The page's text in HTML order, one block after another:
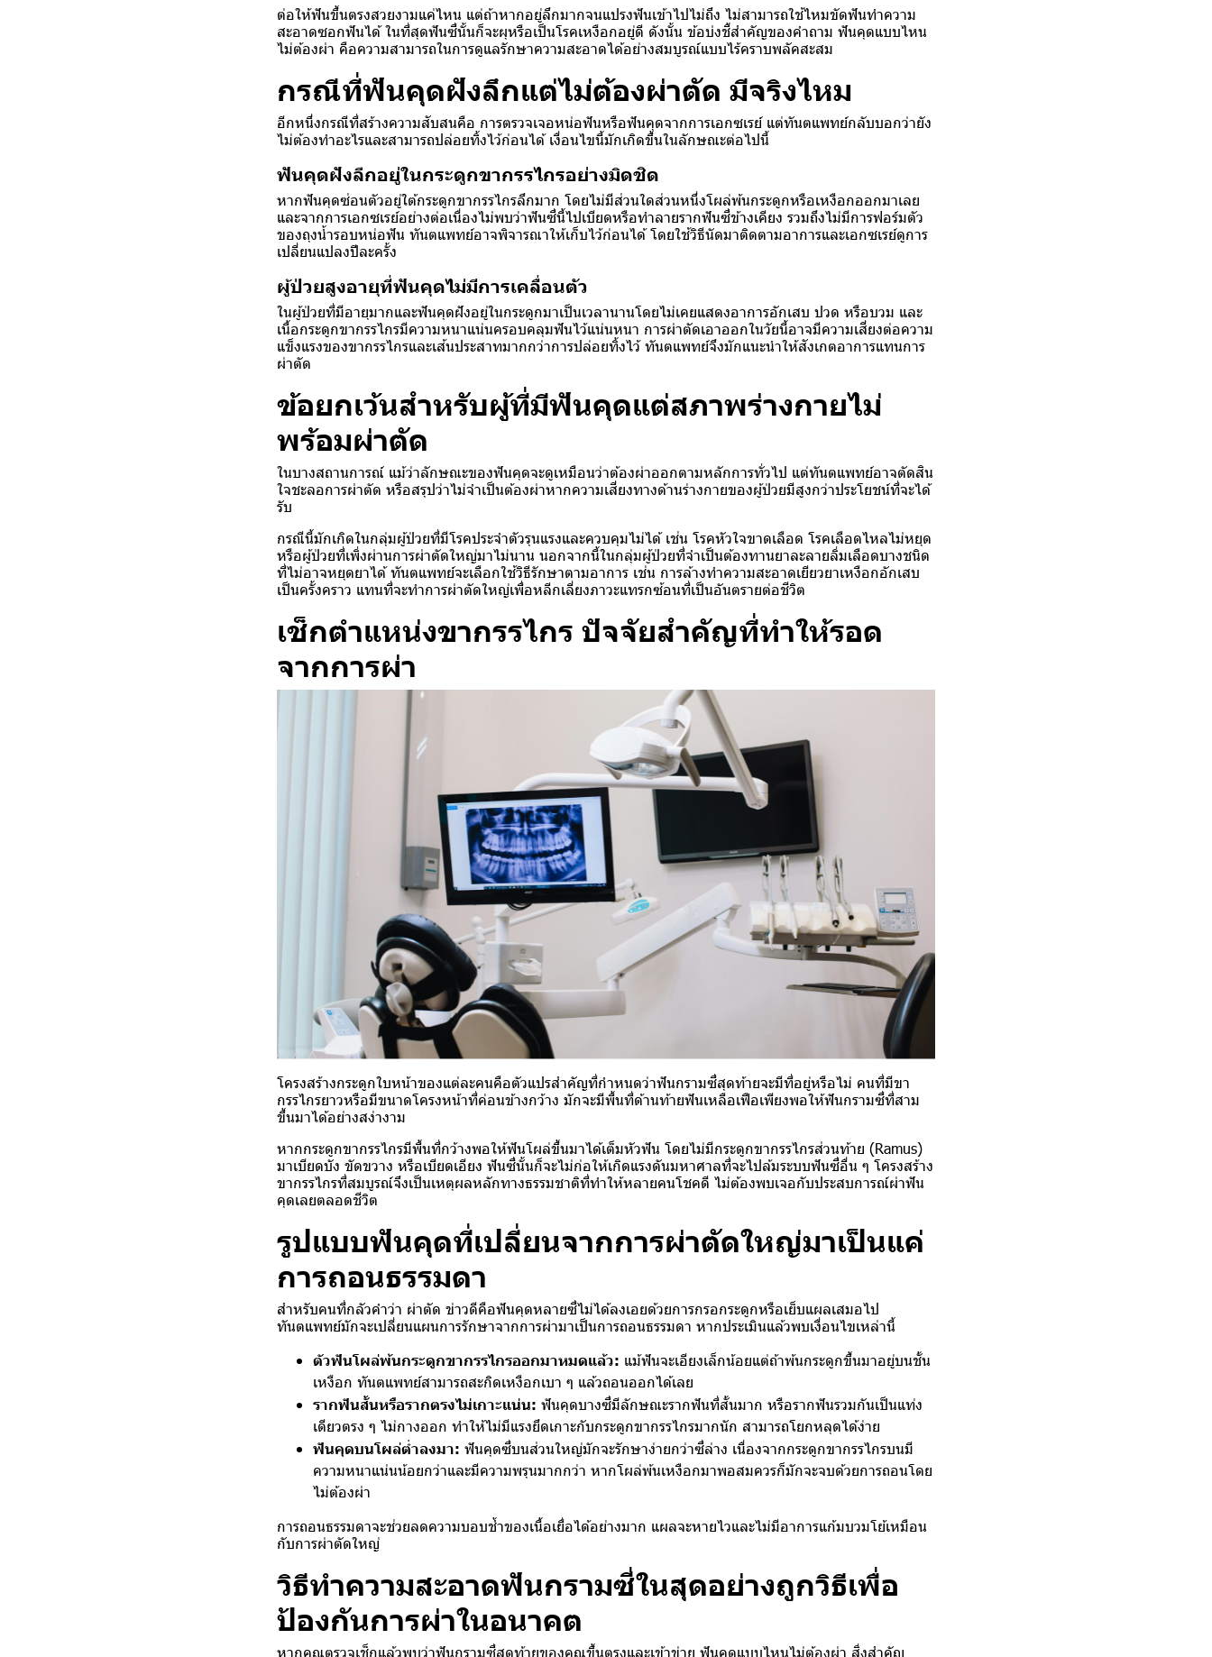
ต่อให้ฟันขึ้นตรงสวยงามแค่ไหน แต่ถ้าหากอยู่ลึกมากจนแปรงฟันเข้าไปไม่ถึง ไม่สามารถใช้ไหมขัดฟันทำความ
สะอาดซอกฟันได้ ในที่สุดฟันซี่นั้นก็จะผุหรือเป็นโรคเหงือกอยู่ดี ดังนั้น ข้อบ่งชี้สำคัญของคำถาม ฟันคุดแบบไหน
ไม่ต้องผ่า คือความสามารถในการดูแลรักษาความสะอาดได้อย่างสมบูรณ์แบบไร้คราบพลัคสะสม
กรณีที่ฟันคุดฝังลึกแต่ไม่ต้องผ่าตัด มีจริงไหม
อีกหนึ่งกรณีที่สร้างความสับสนคือ การตรวจเจอหน่อฟันหรือฟันคุดจากการเอกซเรย์ แต่ทันตแพทย์กลับบอกว่ายัง
ไม่ต้องทำอะไรและสามารถปล่อยทิ้งไว้ก่อนได้ เงื่อนไขนี้มักเกิดขึ้นในลักษณะต่อไปนี้
ฟันคุดฝังลึกอยู่ในกระดูกขากรรไกรอย่างมิดชิด
หากฟันคุดซ่อนตัวอยู่ใต้กระดูกขากรรไกรลึกมาก โดยไม่มีส่วนใดส่วนหนึ่งโผล่พ้นกระดูกหรือเหงือกออกมาเลย
และจากการเอกซเรย์อย่างต่อเนื่องไม่พบว่าฟันซี่นี้ไปเบียดหรือทำลายรากฟันซี่ข้างเคียง รวมถึงไม่มีการฟอร์มตัว
ของถุงน้ำรอบหน่อฟัน ทันตแพทย์อาจพิจารณาให้เก็บไว้ก่อนได้ โดยใช้วิธีนัดมาติดตามอาการและเอกซเรย์ดูการ
เปลี่ยนแปลงปีละครั้ง
ผู้ป่วยสูงอายุที่ฟันคุดไม่มีการเคลื่อนตัว
ในผู้ป่วยที่มีอายุมากและฟันคุดฝังอยู่ในกระดูกมาเป็นเวลานานโดยไม่เคยแสดงอาการอักเสบ ปวด หรือบวม และ
เนื้อกระดูกขากรรไกรมีความหนาแน่นครอบคลุมฟันไว้แน่นหนา การผ่าตัดเอาออกในวัยนี้อาจมีความเสี่ยงต่อความ
แข็งแรงของขากรรไกรและเส้นประสาทมากกว่าการปล่อยทิ้งไว้ ทันตแพทย์จึงมักแนะนำให้สังเกตอาการแทนการ
ผ่าตัด
ข้อยกเว้นสำหรับผู้ที่มีฟันคุดแต่สภาพร่างกายไม่
พร้อมผ่าตัด
ในบางสถานการณ์ แม้ว่าลักษณะของฟันคุดจะดูเหมือนว่าต้องผ่าออกตามหลักการทั่วไป แต่ทันตแพทย์อาจตัดสิน
ใจชะลอการผ่าตัด หรือสรุปว่าไม่จำเป็นต้องผ่าหากความเสี่ยงทางด้านร่างกายของผู้ป่วยมีสูงกว่าประโยชน์ที่จะได้
รับ
กรณีนี้มักเกิดในกลุ่มผู้ป่วยที่มีโรคประจำตัวรุนแรงและควบคุมไม่ได้ เช่น โรคหัวใจขาดเลือด โรคเลือดไหลไม่หยุด
หรือผู้ป่วยที่เพิ่งผ่านการผ่าตัดใหญ่มาไม่นาน นอกจากนี้ในกลุ่มผู้ป่วยที่จำเป็นต้องทานยาละลายลิ่มเลือดบางชนิด
ที่ไม่อาจหยุดยาได้ ทันตแพทย์จะเลือกใช้วิธีรักษาตามอาการ เช่น การล้างทำความสะอาดเยียวยาเหงือกอักเสบ
เป็นครั้งคราว แทนที่จะทำการผ่าตัดใหญ่เพื่อหลีกเลี่ยงภาวะแทรกซ้อนที่เป็นอันตรายต่อชีวิต
เช็กตำแหน่งขากรรไกร ปัจจัยสำคัญที่ทำให้รอด
จากการผ่า
โครงสร้างกระดูกใบหน้าของแต่ละคนคือตัวแปรสำคัญที่กำหนดว่าฟันกรามซี่สุดท้ายจะมีที่อยู่หรือไม่ คนที่มีขา
กรรไกรยาวหรือมีขนาดโครงหน้าที่ค่อนข้างกว้าง มักจะมีพื้นที่ด้านท้ายฟันเหลือเฟือเพียงพอให้ฟันกรามซี่ที่สาม
ขึ้นมาได้อย่างสง่างาม
หากกระดูกขากรรไกรมีพื้นที่กว้างพอให้ฟันโผล่ขึ้นมาได้เต็มหัวฟัน โดยไม่มีกระดูกขากรรไกรส่วนท้าย (Ramus)
มาเบียดบัง ขัดขวาง หรือเบียดเอียง ฟันซี่นั้นก็จะไม่ก่อให้เกิดแรงดันมหาศาลที่จะไปล้มระบบฟันซี่อื่น ๆ โครงสร้าง
ขากรรไกรที่สมบูรณ์จึงเป็นเหตุผลหลักทางธรรมชาติที่ทำให้หลายคนโชคดี ไม่ต้องพบเจอกับประสบการณ์ผ่าฟัน
คุดเลยตลอดชีวิต
รูปแบบฟันคุดที่เปลี่ยนจากการผ่าตัดใหญ่มาเป็นแค่
การถอนธรรมดา
สำหรับคนที่กลัวคำว่า ผ่าตัด ข่าวดีคือฟันคุดหลายซี่ไม่ได้ลงเอยด้วยการกรอกระดูกหรือเย็บแผลเสมอไป
ทันตแพทย์มักจะเปลี่ยนแผนการรักษาจากการผ่ามาเป็นการถอนธรรมดา หากประเมินแล้วพบเงื่อนไขเหล่านี้
ตัวฟันโผล่พ้นกระดูกขากรรไกรออกมาหมดแล้ว: แม้ฟันจะเอียงเล็กน้อยแต่ถ้าพ้นกระดูกขึ้นมาอยู่บนชั้น
เหงือก ทันตแพทย์สามารถสะกิดเหงือกเบา ๆ แล้วถอนออกได้เลย
รากฟันสั้นหรือรากตรงไม่เกาะแน่น: ฟันคุดบางซี่มีลักษณะรากฟันที่สั้นมาก หรือรากฟันรวมกันเป็นแท่ง
เดียวตรง ๆ ไม่กางออก ทำให้ไม่มีแรงยึดเกาะกับกระดูกขากรรไกรมากนัก สามารถโยกหลุดได้ง่าย
ฟันคุดบนโผล่ต่ำลงมา: ฟันคุดซี่บนส่วนใหญ่มักจะรักษาง่ายกว่าซี่ล่าง เนื่องจากกระดูกขากรรไกรบนมี
ความหนาแน่นน้อยกว่าและมีความพรุนมากกว่า หากโผล่พ้นเหงือกมาพอสมควรก็มักจะจบด้วยการถอนโดย
ไม่ต้องผ่า
การถอนธรรมดาจะช่วยลดความบอบช้ำของเนื้อเยื่อได้อย่างมาก แผลจะหายไวและไม่มีอาการแก้มบวมโย้เหมือน
กับการผ่าตัดใหญ่
วิธีทำความสะอาดฟันกรามซี่ในสุดอย่างถูกวิธีเพื่อ
ป้องกันการผ่าในอนาคต
หากคุณตรวจเช็กแล้วพบว่าฟันกรามซี่สุดท้ายของคุณขึ้นตรงและเข้าข่าย ฟันคุดแบบไหนไม่ต้องผ่า สิ่งสำคัญ